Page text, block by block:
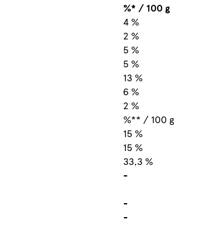
%* / 100 g
4 %
2 %
5 %
5 %
13 %
6 %
2 %
%** / 100 g
15 %
15 %
33,3 %
-
-
-